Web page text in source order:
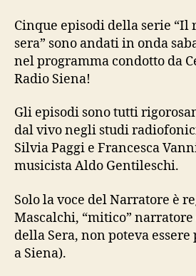
Cinque episodi della serie
sera” sono andati in onda
nel programma condotto da
Radio Siena!
Gli episodi sono tutti
dal vivo negli studi
Silvia Paggi e Francesca
musicista Aldo Gentileschi.
Solo la voce del Narratore è
Mascalchi, “mitico”
della Sera, non poteva
a Siena).